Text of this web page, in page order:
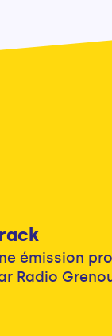
émission
Radio